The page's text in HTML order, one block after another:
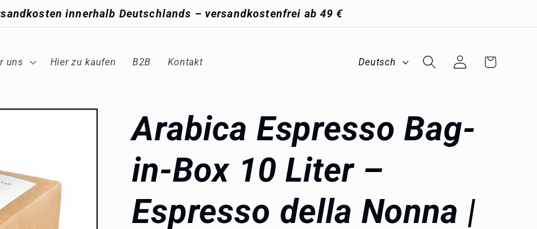
innerhalb Deutschlands – versandkostenfrei ab 49 €
uns Hier zu kaufen B2B Kontakt
S
a
c
e
Deutsch EinloggenWarenkorb
Arabica Espresso Bag-
in-Box 10 Liter –
Espresso della Nonna |